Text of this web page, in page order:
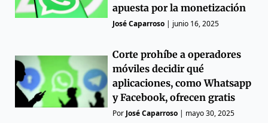
apuesta por la monetización
José Caparroso | junio 16, 2025
Corte prohíbe a operadores
móviles decidir qué
aplicaciones, como Whatsapp
y Facebook, ofrecen gratis
Por José Caparroso | mayo 30, 2025